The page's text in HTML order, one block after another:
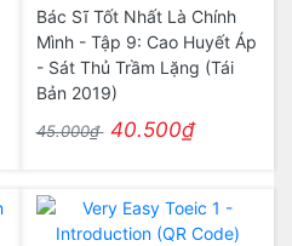
Bác Sĩ Tốt Nhất Là Chính
Mình - Tập 9: Cao Huyết Áp
- Sát Thủ Trầm Lặng (Tái
Bản 2019)
45.000₫ 40.500₫